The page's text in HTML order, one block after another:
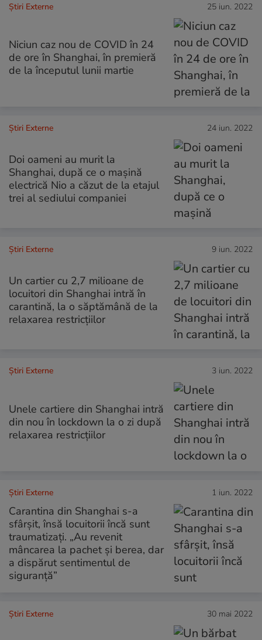
Știri Externe 25 iun. 2022
Niciun caz nou de COVID în 24
de ore în Shanghai, în premieră
de la începutul lunii martie
Știri Externe 24 iun. 2022
Doi oameni au murit la
Shanghai, după ce o mașină
electrică Nio a căzut de la etajul
trei al sediului companiei
Știri Externe 9 iun. 2022
Un cartier cu 2,7 milioane de
locuitori din Shanghai intră în
carantină, la o săptămână de la
relaxarea restricțiilor
Știri Externe 3 iun. 2022
Unele cartiere din Shanghai intră
din nou în lockdown la o zi după
relaxarea restricțiilor
Știri Externe 1 iun. 2022
Carantina din Shanghai s-a
sfârșit, însă locuitorii încă sunt
traumatizați. „Au revenit
mâncarea la pachet și berea, dar
a dispărut sentimentul de
siguranță”
Știri Externe 30 mai 2022